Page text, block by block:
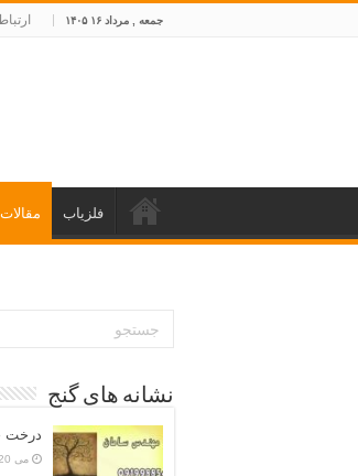
جمعه , مرداد ۱۶ ۱۴۰۵
فلزیاب مقالات
نشانه های گنج
درخت
می 20, 2026